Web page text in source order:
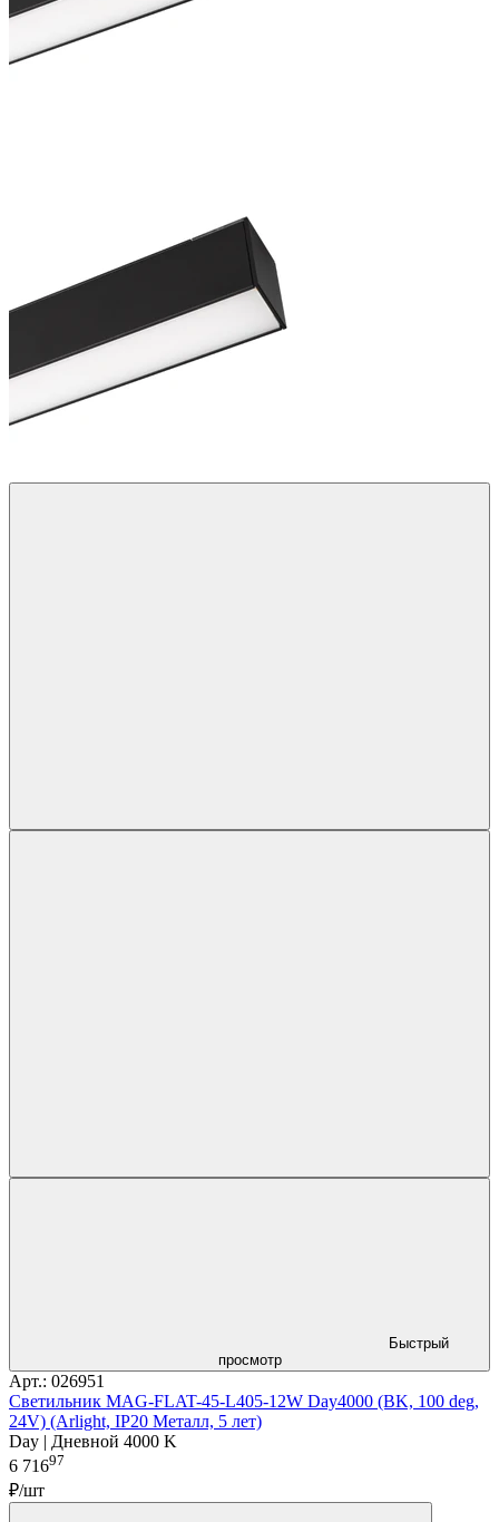
Быстрый
просмотр
Арт.: 026951
Светильник MAG-FLAT-45-L405-12W Day4000 (BK, 100 deg,
24V) (Arlight, IP20 Металл, 5 лет)
Day | Дневной 4000 K
6 71697
₽/шт